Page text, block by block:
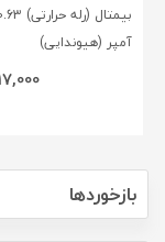
آمپر (هیوندایی)
بازخوردها